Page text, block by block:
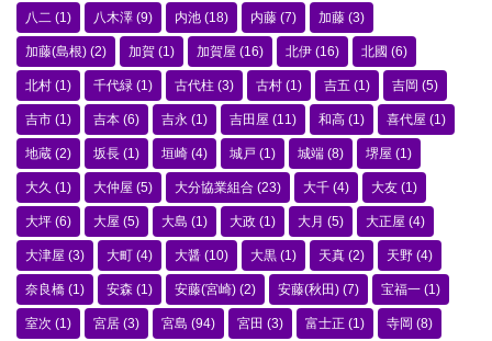
八二 (1) 八木澤 (9) 内池 (18) 内藤 (7) 加藤 (3)
加藤(島根) (2) 加賀 (1) 加賀屋 (16) 北伊 (16) 北國 (6)
北村 (1) 千代緑 (1) 古代柱 (3) 古村 (1) 吉五 (1) 吉岡 (5)
吉市 (1) 吉本 (6) 吉永 (1) 吉田屋 (11) 和高 (1) 喜代屋 (1)
地蔵 (2) 坂長 (1) 垣崎 (4) 城戸 (1) 城端 (8) 堺屋 (1)
大久 (1) 大仲屋 (5) 大分協業組合 (23) 大千 (4) 大友 (1)
大坪 (6) 大屋 (5) 大島 (1) 大政 (1) 大月 (5) 大正屋 (4)
大津屋 (3) 大町 (4) 大醤 (10) 大黒 (1) 天真 (2) 天野 (4)
奈良橋 (1) 安森 (1) 安藤(宮崎) (2) 安藤(秋田) (7) 宝福一 (1)
室次 (1) 宮居 (3) 宮島 (94) 宮田 (3) 富士正 (1) 寺岡 (8)